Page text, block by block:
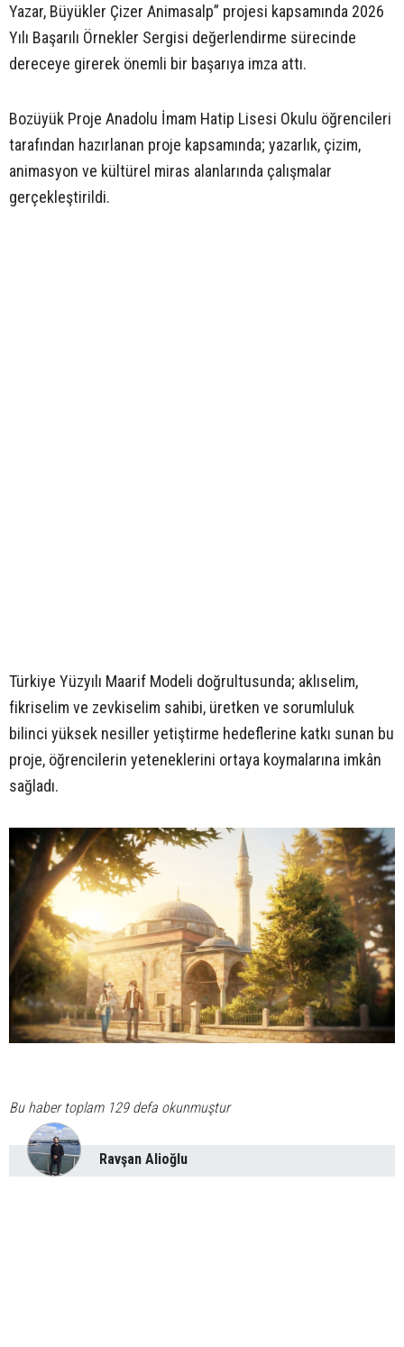
Yazar, Büyükler Çizer Animasalp” projesi kapsamında 2026
Yılı Başarılı Örnekler Sergisi değerlendirme sürecinde
dereceye girerek önemli bir başarıya imza attı.
Bozüyük Proje Anadolu İmam Hatip Lisesi Okulu öğrencileri
tarafından hazırlanan proje kapsamında; yazarlık, çizim,
animasyon ve kültürel miras alanlarında çalışmalar
gerçekleştirildi.
Türkiye Yüzyılı Maarif Modeli doğrultusunda; aklıselim,
fikriselim ve zevkiselim sahibi, üretken ve sorumluluk
bilinci yüksek nesiller yetiştirme hedeflerine katkı sunan bu
proje, öğrencilerin yeteneklerini ortaya koymalarına imkân
sağladı.
Bu haber toplam 129 defa okunmuştur
Ravşan Alioğlu